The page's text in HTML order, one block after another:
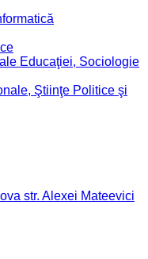
Educaţiei, Sociologie
Ştiinţe Politice şi
str. Alexei Mateevici